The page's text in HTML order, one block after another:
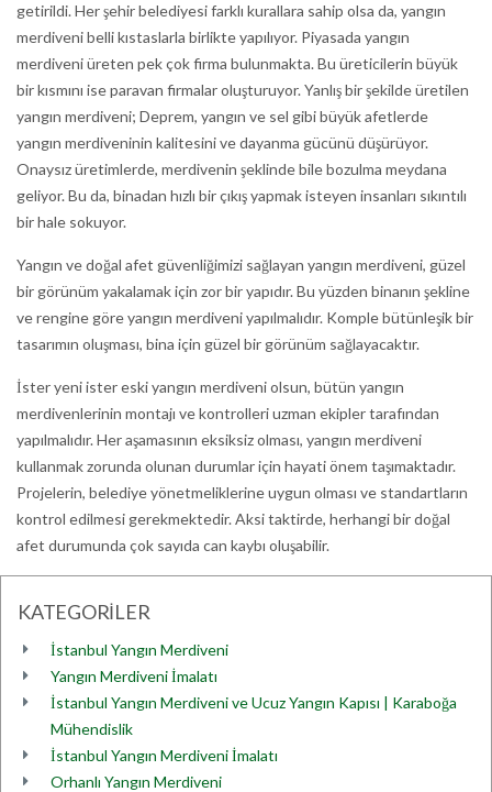
getirildi. Her şehir belediyesi farklı kurallara sahip olsa da, yangın
merdiveni belli kıstaslarla birlikte yapılıyor. Piyasada yangın
merdiveni üreten pek çok firma bulunmakta. Bu üreticilerin büyük
bir kısmını ise paravan firmalar oluşturuyor. Yanlış bir şekilde üretilen
yangın merdiveni; Deprem, yangın ve sel gibi büyük afetlerde
yangın merdiveninin kalitesini ve dayanma gücünü düşürüyor.
Onaysız üretimlerde, merdivenin şeklinde bile bozulma meydana
geliyor. Bu da, binadan hızlı bir çıkış yapmak isteyen insanları sıkıntılı
bir hale sokuyor.
Yangın ve doğal afet güvenliğimizi sağlayan yangın merdiveni, güzel
bir görünüm yakalamak için zor bir yapıdır. Bu yüzden binanın şekline
ve rengine göre yangın merdiveni yapılmalıdır. Komple bütünleşik bir
tasarımın oluşması, bina için güzel bir görünüm sağlayacaktır.
İster yeni ister eski yangın merdiveni olsun, bütün yangın
merdivenlerinin montajı ve kontrolleri uzman ekipler tarafından
yapılmalıdır. Her aşamasının eksiksiz olması, yangın merdiveni
kullanmak zorunda olunan durumlar için hayati önem taşımaktadır.
Projelerin, belediye yönetmeliklerine uygun olması ve standartların
kontrol edilmesi gerekmektedir. Aksi taktirde, herhangi bir doğal
afet durumunda çok sayıda can kaybı oluşabilir.
KATEGORİLER
İstanbul Yangın Merdiveni
Yangın Merdiveni İmalatı
İstanbul Yangın Merdiveni ve Ucuz Yangın Kapısı | Karaboğa
Mühendislik
İstanbul Yangın Merdiveni İmalatı
Orhanlı Yangın Merdiveni